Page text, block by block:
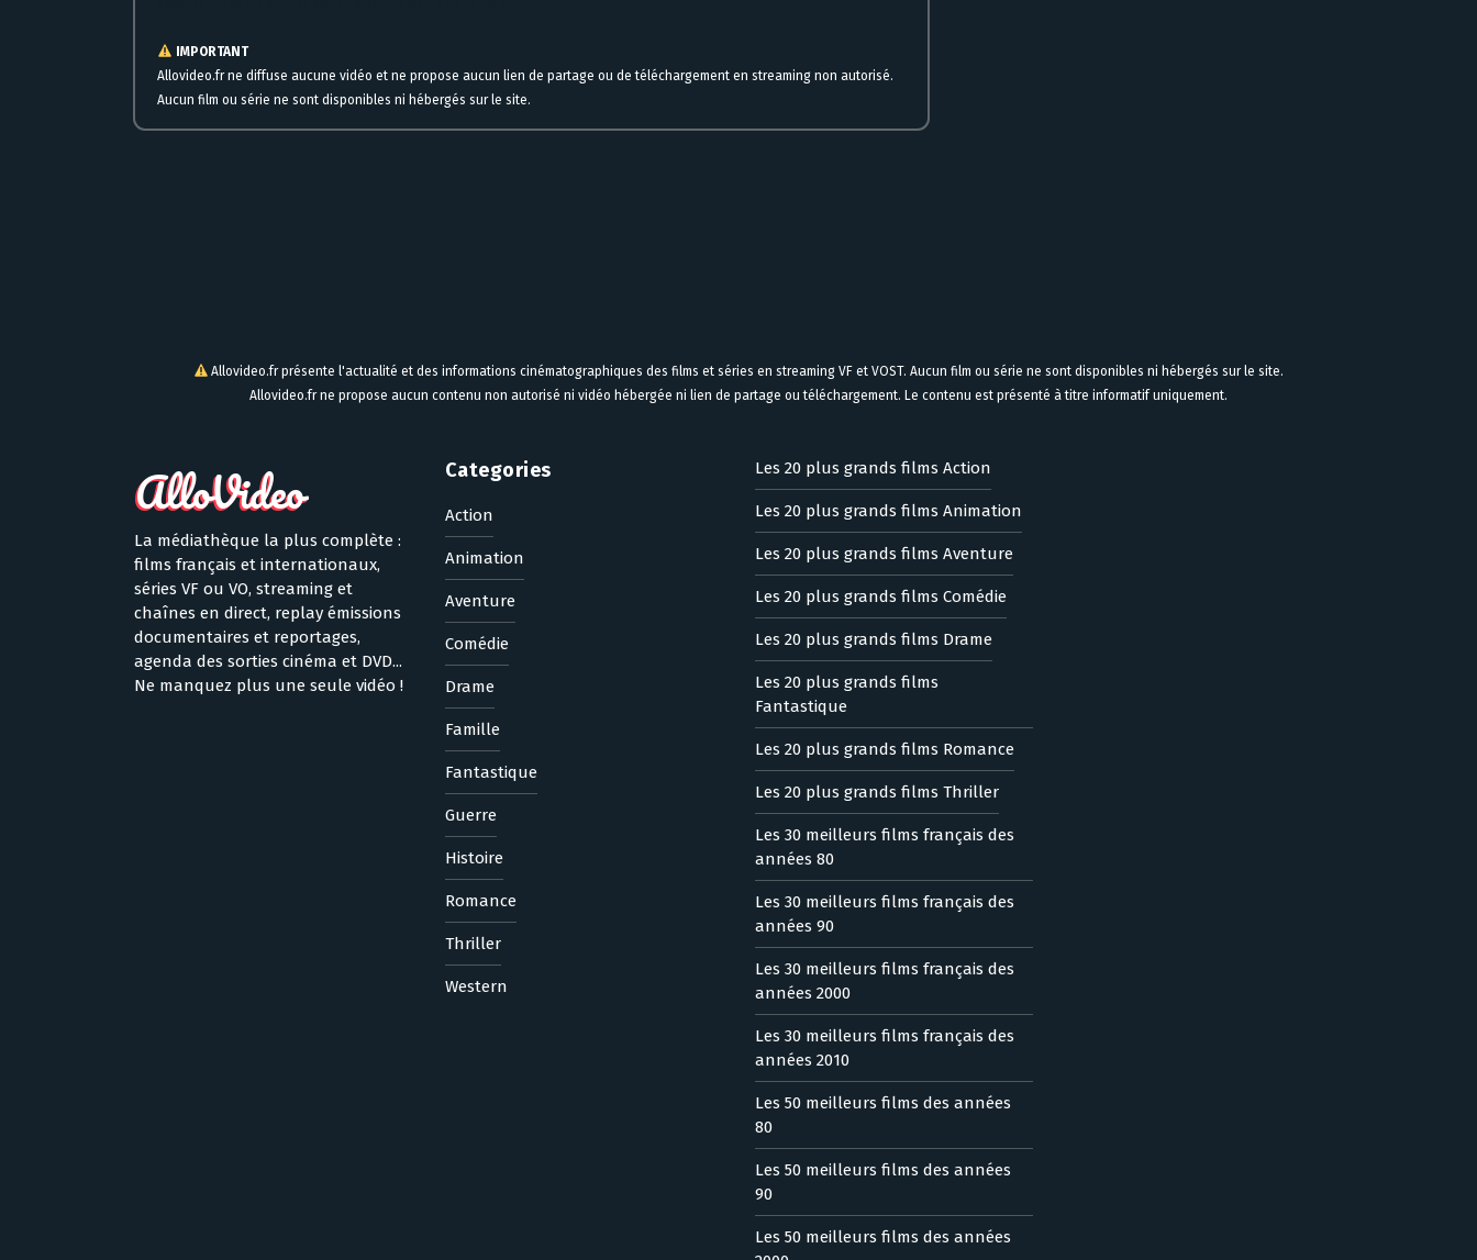
IMPORTANT
Allovideo.fr ne diffuse aucune vidéo et ne propose aucun lien de partage ou de téléchargement en streaming non autorisé.
Aucun film ou série ne sont disponibles ni hébergés sur le site.
Allovideo.fr présente l'actualité et des informations cinématographiques des films et séries en streaming VF et VOST. Aucun film ou série ne sont disponibles ni hébergés sur le site.
Allovideo.fr ne propose aucun contenu non autorisé ni vidéo hébergée ni lien de partage ou téléchargement. Le contenu est présenté à titre informatif uniquement.
La médiathèque la plus complète :
films français et internationaux,
séries VF ou VO, streaming et
chaînes en direct, replay émissions
documentaires et reportages,
agenda des sorties cinéma et DVD...
Ne manquez plus une seule vidéo !
Categories
Action
Animation
Aventure
Comédie
Drame
Famille
Fantastique
Guerre
Histoire
Romance
Thriller
Western
Les 20 plus grands films Action
Les 20 plus grands films Animation
Les 20 plus grands films Aventure
Les 20 plus grands films Comédie
Les 20 plus grands films Drame
Les 20 plus grands films
Fantastique
Les 20 plus grands films Romance
Les 20 plus grands films Thriller
Les 30 meilleurs films français des
années 80
Les 30 meilleurs films français des
années 90
Les 30 meilleurs films français des
années 2000
Les 30 meilleurs films français des
années 2010
Les 50 meilleurs films des années
80
Les 50 meilleurs films des années
90
Les 50 meilleurs films des années